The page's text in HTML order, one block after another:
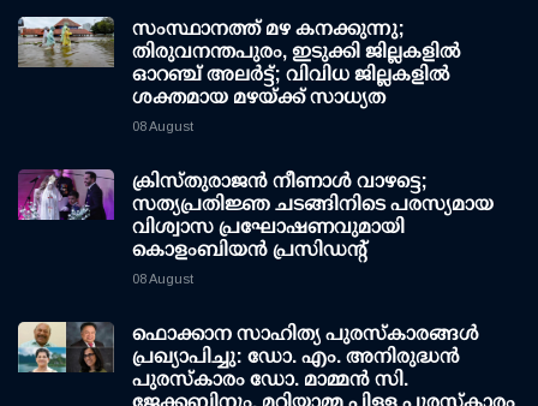
സംസ്ഥാനത്ത് മഴ കനക്കുന്നു;
തിരുവനന്തപുരം, ഇടുക്കി ജില്ലകളിൽ
ഓറഞ്ച് അലർട്ട്; വിവിധ ജില്ലകളിൽ
ശക്തമായ മഴയ്ക്ക് സാധ്യത
08 August
ക്രിസ്തുരാജൻ നീണാൾ വാഴട്ടെ;
സത്യപ്രതിജ്ഞ ചടങ്ങിനിടെ പരസ്യമായ
വിശ്വാസ പ്രഘോഷണവുമായി
കൊളംബിയൻ പ്രസിഡന്റ്
08 August
ഫൊക്കാന സാഹിത്യ പുരസ്‌കാരങ്ങള്‍
പ്രഖ്യാപിച്ചു: ഡോ. എം. അനിരുദ്ധന്‍
പുരസ്‌കാരം ഡോ. മാമ്മന്‍ സി.
ജേക്കബിനും, മറിയാമ്മ പിള്ള പുരസ്‌കാരം